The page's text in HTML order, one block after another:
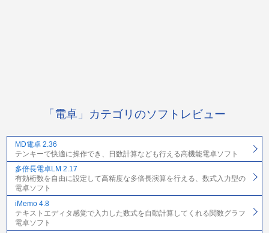
「電卓」カテゴリのソフトレビュー
MD電卓 2.36
テンキーで快適に操作でき、日数計算なども行える高機能電卓ソフト
多倍長電卓LM 2.17
有効桁数を自由に設定して高精度な多倍長演算を行える、数式入力型の
電卓ソフト
iMemo 4.8
テキストエディタ感覚で入力した数式を自動計算してくれる関数グラフ
電卓ソフト